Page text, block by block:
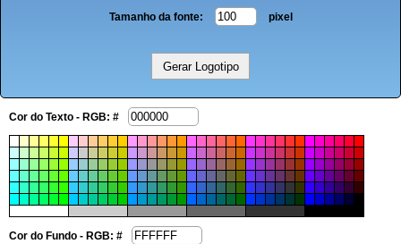
Tamanho da fonte: pixel
Cor do Texto - RGB: #
Cor do Fundo - RGB: #